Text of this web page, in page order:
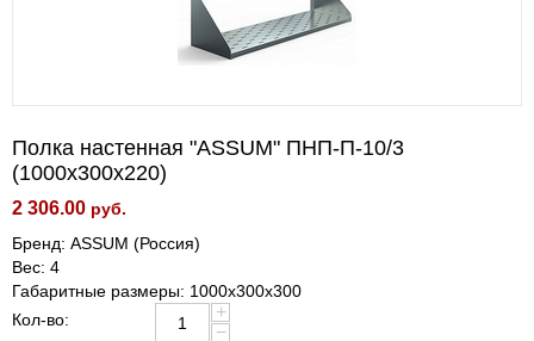
Полка настенная "ASSUM" ПНП-П-10/3
(1000х300х220)
2 306.00 руб.
Бренд: ASSUM (Россия)
Вес: 4
Габаритные размеры: 1000х300х300
Кол-во:
+
−